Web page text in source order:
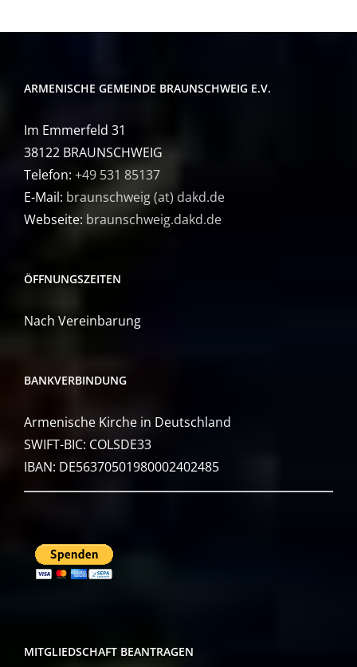
ARMENISCHE GEMEINDE BRAUNSCHWEIG E.V.
Im Emmerfeld 31
38122 BRAUNSCHWEIG
Telefon: +49 531 85137
E-Mail: braunschweig (at) dakd.de
Webseite: braunschweig.dakd.de
ÖFFNUNGSZEITEN
Nach Vereinbarung
BANKVERBINDUNG
Armenische Kirche in Deutschland
SWIFT-BIC: COLSDE33
IBAN: DE56370501980002402485
MITGLIEDSCHAFT BEANTRAGEN